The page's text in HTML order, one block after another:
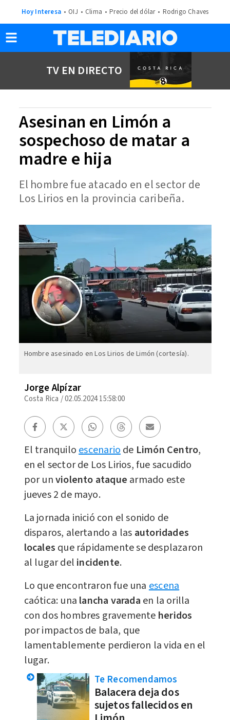
Hoy Interesa OIJ Clima Precio del dólar Rodrigo Chaves
TV EN DIRECTO
Asesinan en Limón a
sospechoso de matar a
madre e hija
El hombre fue atacado en el sector de
Los Lirios en la provincia caribeña.
Hombre asesinado en Los Lirios de Limón (cortesía).
Jorge Alpízar
Costa Rica /02.05.2024 15:58:00
El tranquilo escenario de Limón Centro,
en el sector de Los Lirios, fue sacudido
por unviolento ataque armado este
jueves 2 de mayo.
La jornada inició con el sonido de
disparos, alertando a las autoridades
locales que rápidamente se desplazaron
al lugar del incidente.
Lo que encontraron fue una escena
caótica: una lancha varada en la orilla
con dos hombres gravemente heridos
por impactos de bala, que
lamentablemente perdieron la vida en el
lugar.
Te Recomendamos
Balacera deja dos
sujetos fallecidos en